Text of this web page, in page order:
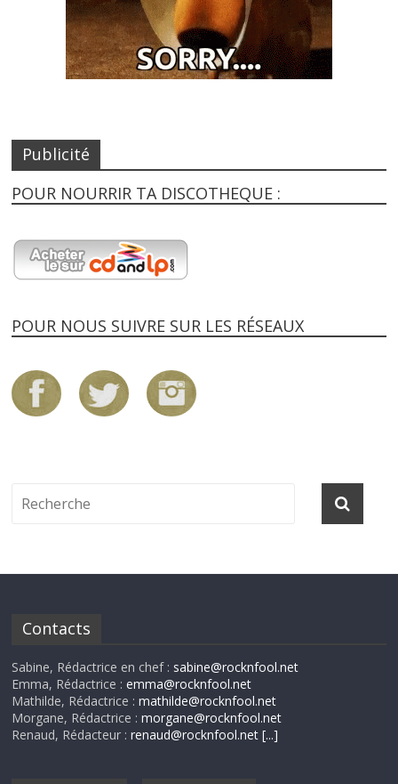
Publicité
POUR NOURRIR TA DISCOTHEQUE :
POUR NOUS SUIVRE SUR LES RÉSEAUX
Contacts
Sabine, Rédactrice en chef : sabine@rocknfool.net
Emma, Rédactrice :emma@rocknfool.net
Mathilde, Rédactrice :mathilde@rocknfool.net
Morgane, Rédactrice :morgane@rocknfool.net
Renaud, Rédacteur :renaud@rocknfool.net [...]